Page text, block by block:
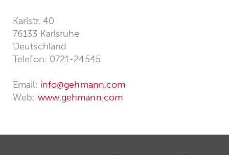
Karlstr. 40
76133 Karlsruhe
Deutschland
Telefon: 0721-24545
Email: info@gehmann.com
Web: www.gehmann.com